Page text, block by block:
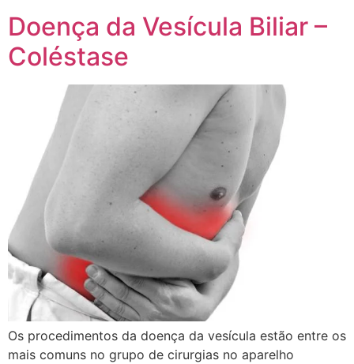
Doença da Vesícula Biliar –
Coléstase
Os procedimentos da doença da vesícula estão entre os
mais comuns no grupo de cirurgias no aparelho